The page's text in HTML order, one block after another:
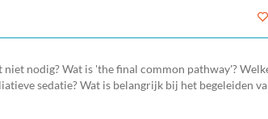
nodig? Wat is 'the final common pathway'?
sedatie? Wat is belangrijk bij het begeleiden